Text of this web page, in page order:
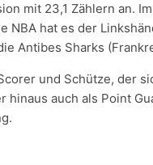
mit 23,1 Zählern an.
NBA hat es der
Antibes Sharks
und Schütze, der
hinaus auch als Point